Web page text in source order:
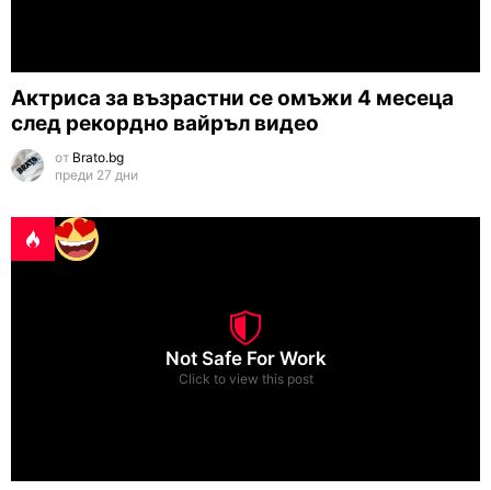
Актриса за възрастни се омъжи 4 месеца
след рекордно вайръл видео
от Brato.bg
преди 27 дни
Not Safe For Work
Click to view this post